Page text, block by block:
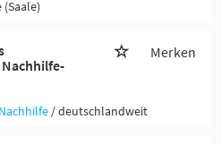
Merken
/ deutschlandweit